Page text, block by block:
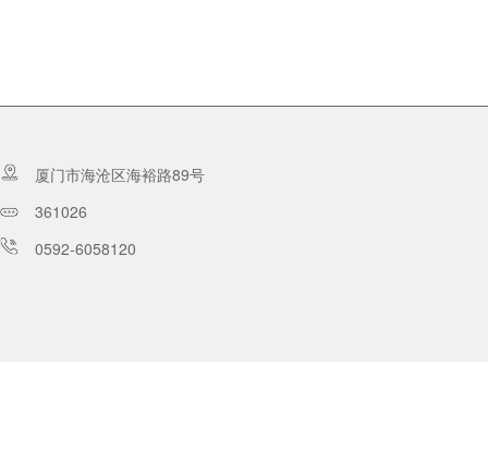
厦门市海沧区海裕路89号
361026
0592-6058120